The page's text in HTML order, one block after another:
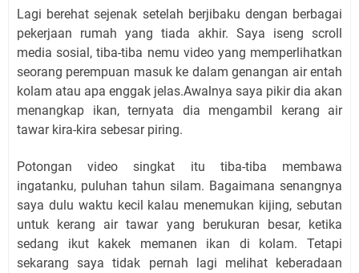
Lagi berehat sejenak setelah berjibaku dengan berbagai
pekerjaan rumah yang tiada akhir. Saya iseng scroll
media sosial, tiba-tiba nemu video yang memperlihatkan
seorang perempuan masuk ke dalam genangan air entah
kolam atau apa enggak jelas.Awalnya saya pikir dia akan
menangkap ikan, ternyata dia mengambil kerang air
tawar kira-kira sebesar piring.
Potongan video singkat itu tiba-tiba membawa
ingatanku, puluhan tahun silam. Bagaimana senangnya
saya dulu waktu kecil kalau menemukan kijing, sebutan
untuk kerang air tawar yang berukuran besar, ketika
sedang ikut kakek memanen ikan di kolam. Tetapi
sekarang saya tidak pernah lagi melihat keberadaan